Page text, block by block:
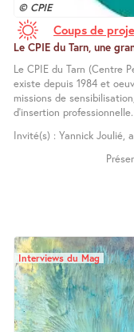
© CPIE
Coups de
Le CPIE du Tarn, une
Le CPIE du Tarn (Centre
existe depuis 1984 et
missions de
d’insertion professionnelle.
Invité(s) : Yannick Joulié,
Interviews du Mag